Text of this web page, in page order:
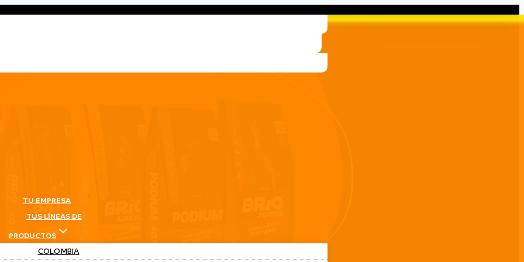
TU EMPRESA
TUS LÍNEAS DE
PRODUCTOS
COLOMBIA